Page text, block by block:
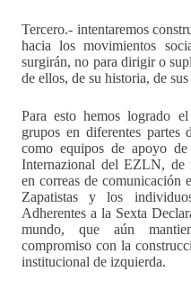
Tercero.- intentaremos
hacia los movimientos
surgirán, no para dirigir o
de ellos, de su historia, de
Para esto hemos logrado
grupos en diferentes partes
como equipos de apoyo
Internazional del EZLN, de
en correas de comunicación
Zapatistas y los
Adherentes a la Sexta
mundo, que aún
compromiso con la
institucional de izquierda.